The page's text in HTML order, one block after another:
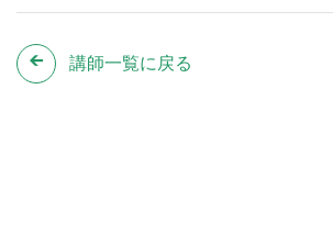
講師一覧に戻る